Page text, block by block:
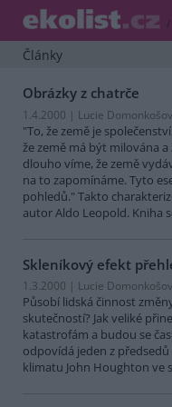
/
Články
Obrázky z chatrče
1.4.2000 | Lucie
"To, že země je
že země má být milována
dlouho víme, že země
na to zapomínáme. Tyto
pohledů." Takto
autor Aldo Leopold. Kniha
Skleníkový efekt
1.3.2000 | Lucie
Působí lidská činnost
skutečností? Jak veliké
katastrofám a budou se
odpovídá jeden z
klimatu John Houghton ve